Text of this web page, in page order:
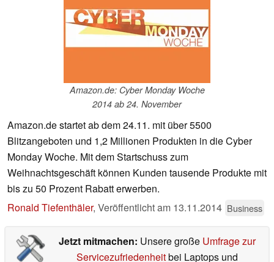
Amazon.de: Cyber Monday Woche
2014 ab 24. November
Amazon.de startet ab dem 24.11. mit über 5500
Blitzangeboten und 1,2 Millionen Produkten in die Cyber
Monday Woche. Mit dem Startschuss zum
Weihnachtsgeschäft können Kunden tausende Produkte mit
bis zu 50 Prozent Rabatt erwerben.
Ronald Tiefenthäler, Veröffentlicht am 13.11.2014 Business
Jetzt mitmachen: Unsere große Umfrage zur
Servicezufriedenheitbei Laptops und